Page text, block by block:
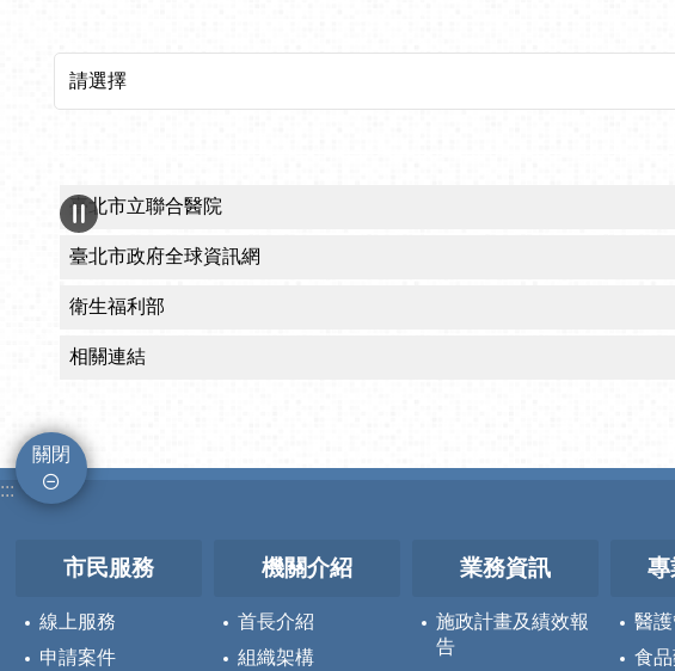
臺北市立聯合醫院
臺北市政府全球資訊網
衛生福利部
相關連結
關閉
:::
市民服務
線上服務
申請案件
機關介紹
首長介紹
組織架構
業務資訊
施政計畫及績效報
告
專
醫
食